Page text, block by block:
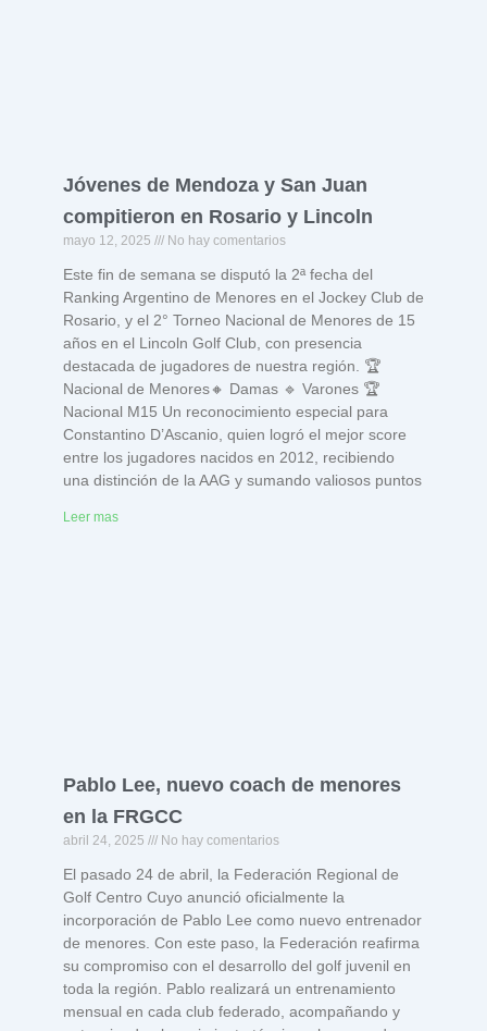
Jóvenes de Mendoza y San Juan
compitieron en Rosario y Lincoln
mayo 12, 2025 No hay comentarios
Este fin de semana se disputó la 2ª fecha del
Ranking Argentino de Menores en el Jockey Club de
Rosario, y el 2° Torneo Nacional de Menores de 15
años en el Lincoln Golf Club, con presencia
destacada de jugadores de nuestra región. 🏆
Nacional de Menores🔸 Damas 🔹 Varones 🏆
Nacional M15 Un reconocimiento especial para
Constantino D’Ascanio, quien logró el mejor score
entre los jugadores nacidos en 2012, recibiendo
una distinción de la AAG y sumando valiosos puntos
Leer mas
Pablo Lee, nuevo coach de menores
en la FRGCC
abril 24, 2025 No hay comentarios
El pasado 24 de abril, la Federación Regional de
Golf Centro Cuyo anunció oficialmente la
incorporación de Pablo Lee como nuevo entrenador
de menores. Con este paso, la Federación reafirma
su compromiso con el desarrollo del golf juvenil en
toda la región. Pablo realizará un entrenamiento
mensual en cada club federado, acompañando y